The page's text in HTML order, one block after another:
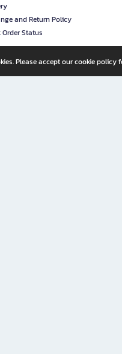
and Return Policy
Order Status
Please accept our cookie